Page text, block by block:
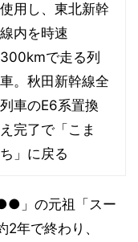
使用し、東北新幹
線内を時速
300kmで走る列
車。秋田新幹線全
列車のE6系置換
え完了で「こま
ち」に戻る
」の元祖「スー
年で終わり、